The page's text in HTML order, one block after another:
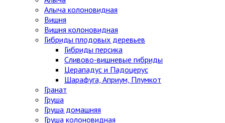
Алыча колоновидная
Вишня
Вишня колоновидная
Гибриды плодовых деревьев
Гибриды персика
Сливово-вишневые гибриды
Церападус и Падоцерус
Шарафуга, Априум, Плумкот
Гранат
Груша
Груша домашняя
Груша колоновидная